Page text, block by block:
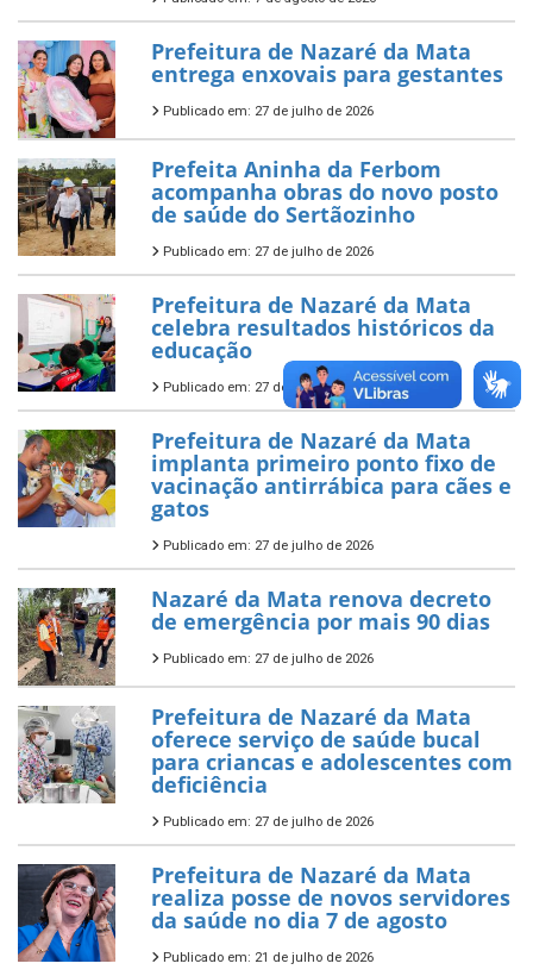
Prefeitura de Nazaré da Mata
entrega enxovais para gestantes
Publicado em: 27 de julho de 2026
Prefeita Aninha da Ferbom
acompanha obras do novo posto
de saúde do Sertãozinho
Publicado em: 27 de julho de 2026
Prefeitura de Nazaré da Mata
celebra resultados históricos da
educação
Publicado em: 27 de julho de 2026
Prefeitura de Nazaré da Mata
implanta primeiro ponto fixo de
vacinação antirrábica para cães e
gatos
Publicado em: 27 de julho de 2026
Nazaré da Mata renova decreto
de emergência por mais 90 dias
Publicado em: 27 de julho de 2026
Prefeitura de Nazaré da Mata
oferece serviço de saúde bucal
para criancas e adolescentes com
deficiência
Publicado em: 27 de julho de 2026
Prefeitura de Nazaré da Mata
realiza posse de novos servidores
da saúde no dia 7 de agosto
Publicado em: 21 de julho de 2026